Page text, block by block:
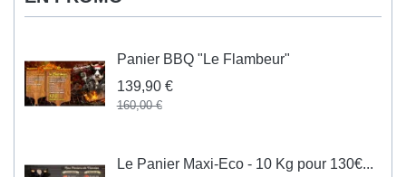
Panier BBQ "Le Flambeur"
139,90 €
160,00 €
Le Panier Maxi-Eco - 10 Kg pour 130€...